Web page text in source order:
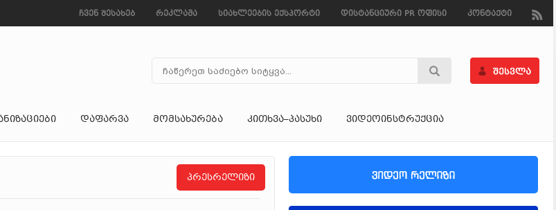
ჩვენ შესახებ რეკლამა სიახლეების ექსპორტი დისტანციური PR ოფისი კონტაქტი
ᲓᲐᲤᲐᲠᲕᲐ ᲛᲝᲛᲡᲐᲮᲣᲠᲔᲑᲐ ᲙᲘᲗᲮᲕᲐ–ᲞᲐᲡᲣᲮᲘ ᲕᲘᲓᲔᲝᲘᲜᲡᲢᲠᲣᲥᲪᲘᲐ
პრესრელიზი